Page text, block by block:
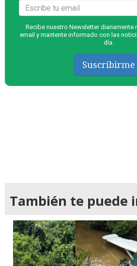
Recibe nuestro Newsletter diariamente
email y mantente informado con las
día.
Suscribirme
También te puede